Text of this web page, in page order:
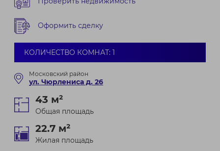
Оформить сделку
КОЛИЧЕСТВО КОМНАТ: 1
Московский район
ул. Чюрлениса д. 26
43 м²
Общая площадь
22.7 м²
Жилая площадь